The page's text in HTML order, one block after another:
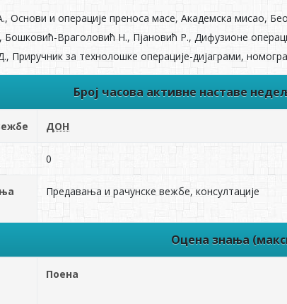
Основи и операције преноса масе, Aкадемска мисао,
Бошковић-Враголовић Н., Пјановић Р., Дифузионе
Приручник за технолошке операције-дијаграми,
Број часова активне наставе
ДОН
0
Предавања и рачунске вежбе, консултације
Оцена знања
Поена